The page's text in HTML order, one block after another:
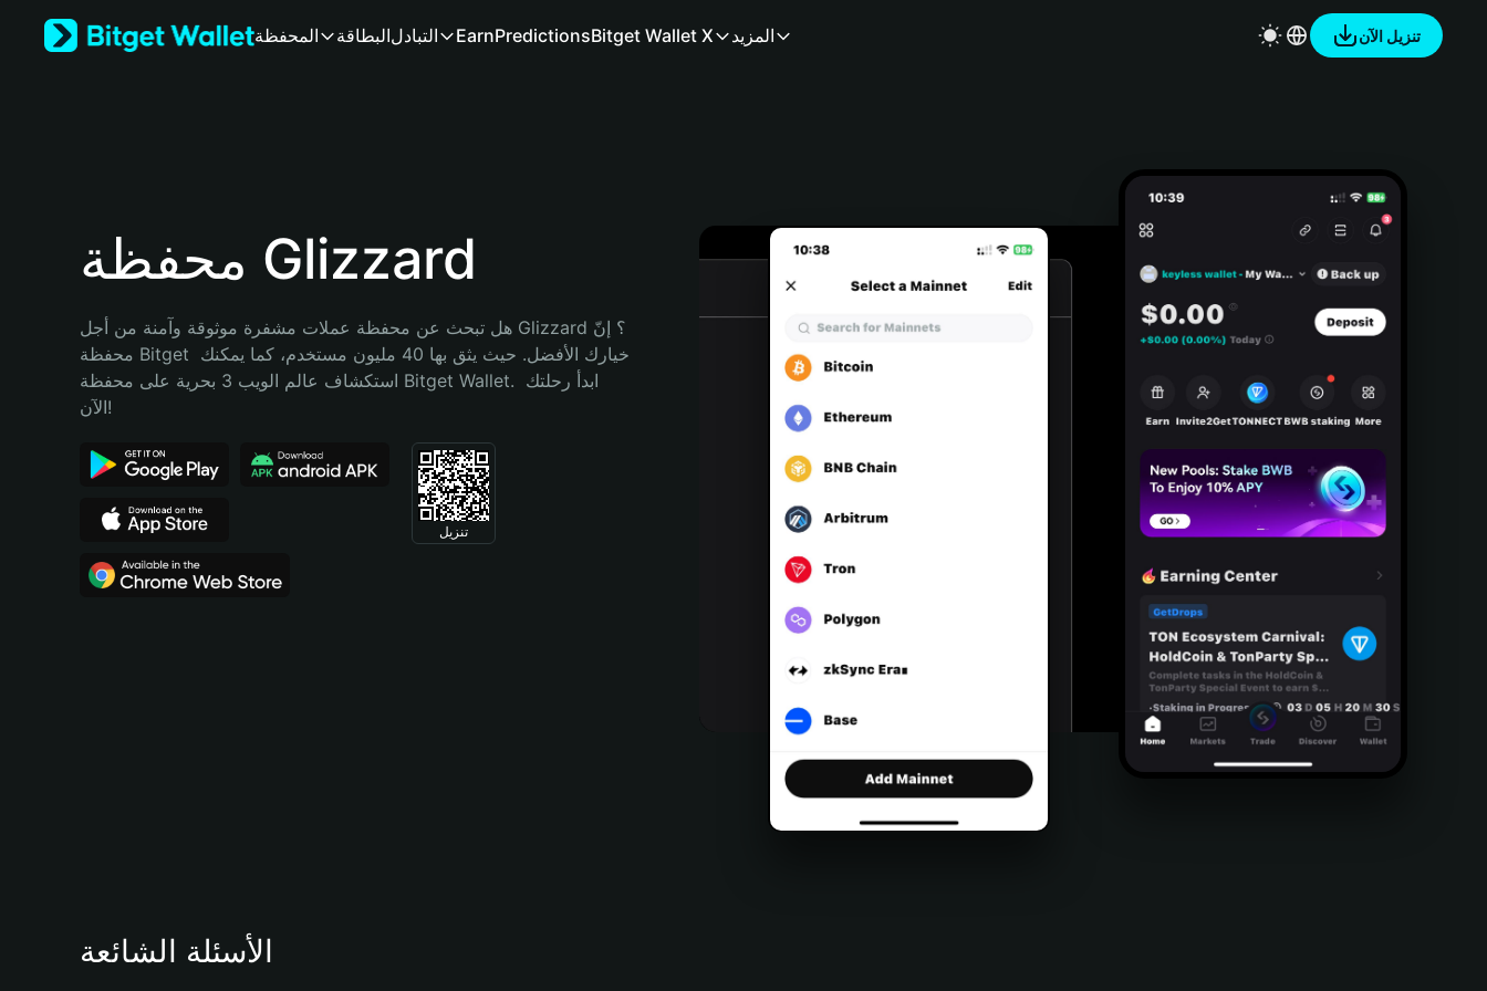
Bahasa Indonesia
Português (Brasil)
المحفظة البطاقةالتبادل EarnPredictionsBitget Wallet X المزيد تنزيل الآن
محفظة Glizzard
هل تبحث عن محفظة عملات مشفرة موثوقة وآمنة من أجل Glizzard؟ إنّ
محفظة Bitget خيارك الأفضل. حيث يثق بها 40 مليون مستخدم، كما يمكنك
استكشاف عالم الويب 3 بحرية على محفظة Bitget Wallet. ابدأ رحلتك
الآن!
تنزيل
الأسئلة الشائعة